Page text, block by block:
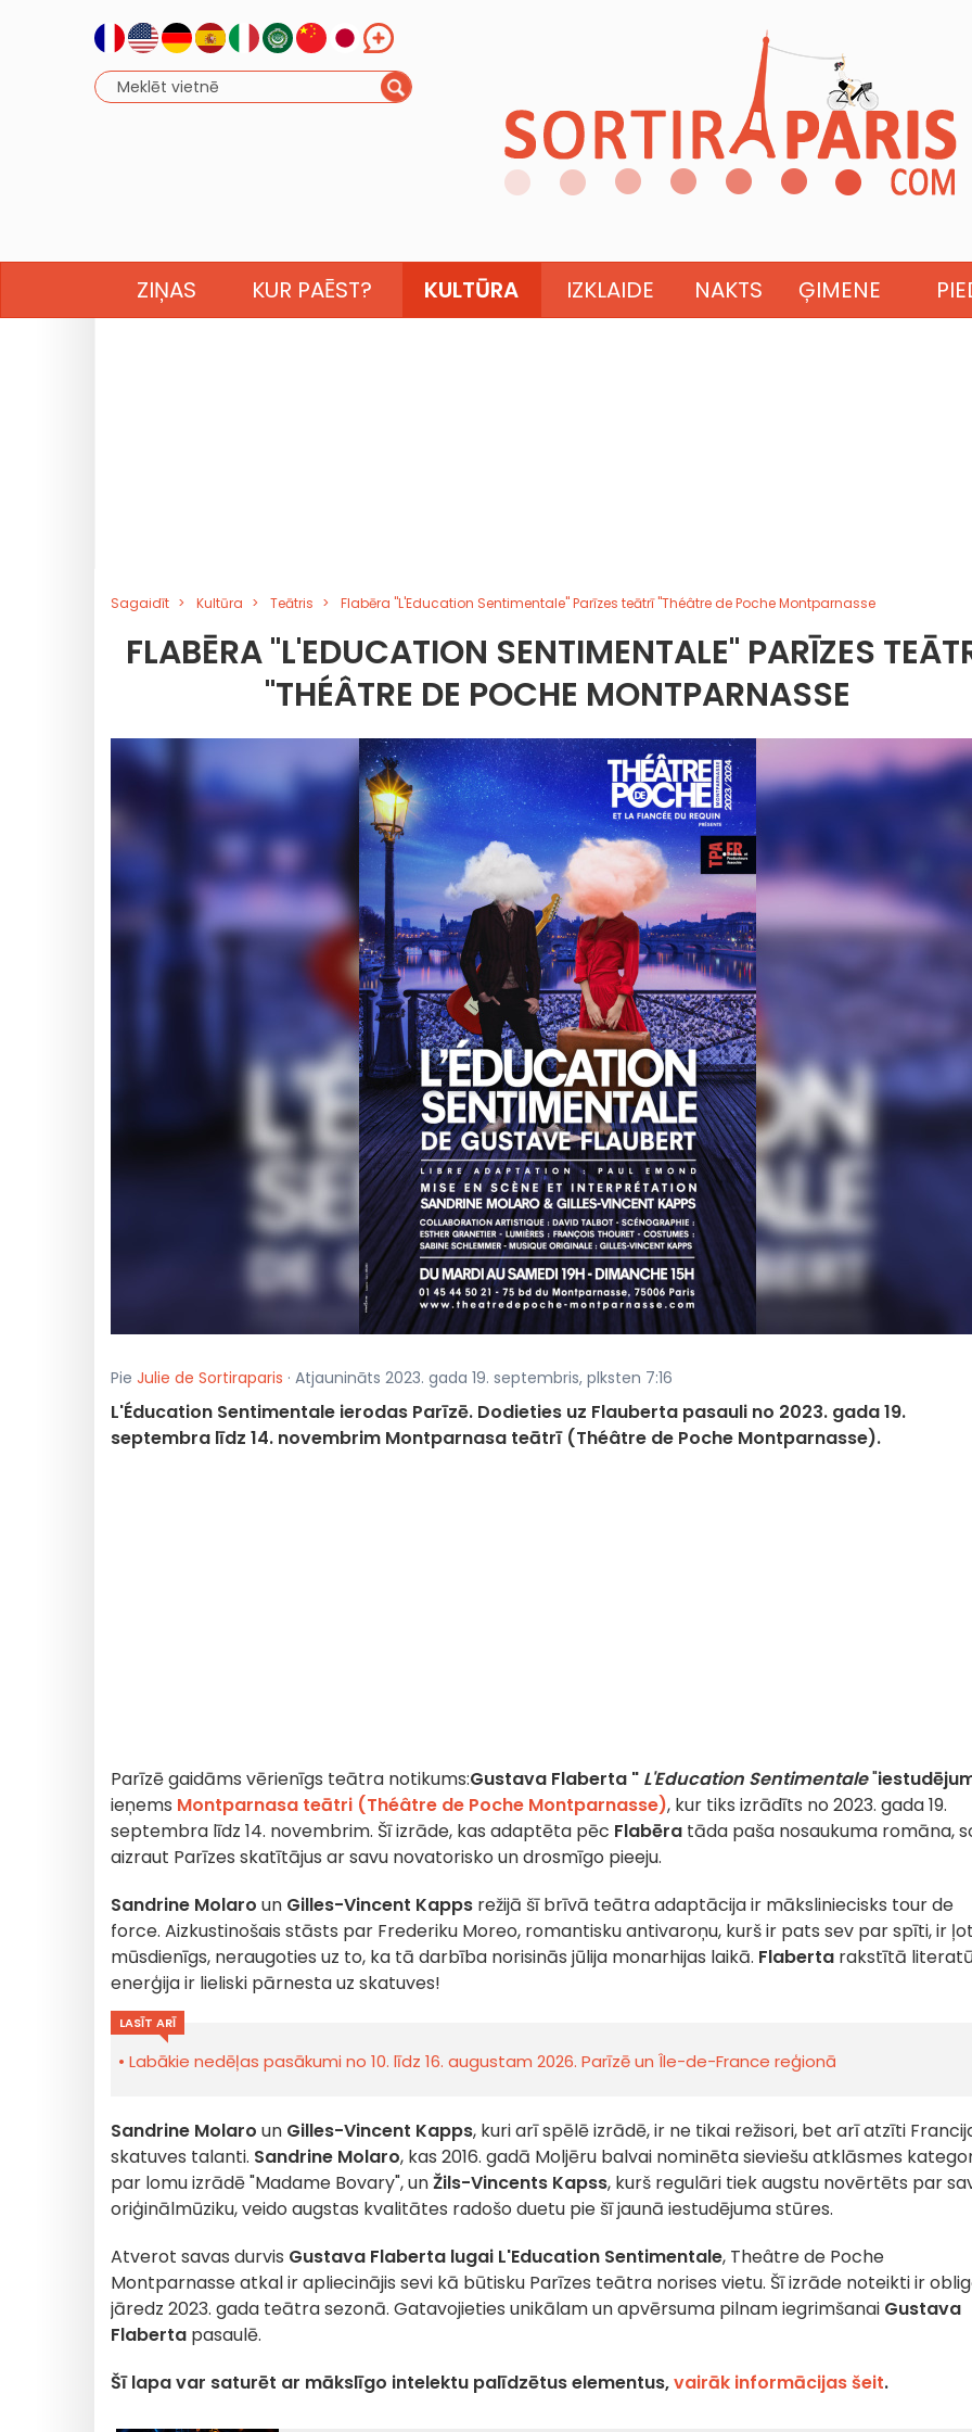
ZIŅAS KUR PAĒST? KULTŪRA IZKLAIDE NAKTS ĢIMENE
Sagaidīt Kultūra Teātris Flabēra "L'Education Sentimentale" Parīzes teātrī "Théâtre de Poche Montparnasse
FLABĒRA "L'EDUCATION SENTIMENTALE" PARĪZES
"THÉÂTRE DE POCHE MONTPARNASSE
Pie Julie de Sortiraparis · Atjaunināts 2023. gada 19. septembris, plksten 7:16
L'Éducation Sentimentale ierodas Parīzē. Dodieties uz Flauberta pasauli no 2023. gada 19.
septembra līdz 14. novembrim Montparnasa teātrī (Théâtre de Poche Montparnasse).
Parīzē gaidāms vērienīgs teātra notikums:Gustava Flaberta " L'Education Sentimentale"
ieņems Montparnasa teātri (Théâtre de Poche Montparnasse), kur tiks izrādīts no 2023. gada 19.
septembra līdz 14. novembrim. Šī izrāde, kas adaptēta pēc Flabēra tāda paša nosaukuma romāna,
aizraut Parīzes skatītājus ar savu novatorisko un drosmīgo pieeju.
Sandrine Molaro un Gilles-Vincent Kapps režijā šī brīvā teātra adaptācija ir māksliniecisks tour de
force. Aizkustinošais stāsts par Frederiku Moreo, romantisku antivaroņu, kurš ir pats sev par spīti, ir
mūsdienīgs, neraugoties uz to, ka tā darbība norisinās jūlija monarhijas laikā. Flaberta rakstītā
enerģija ir lieliski pārnesta uz skatuves!
LASĪT ARĪ
Labākie nedēļas pasākumi no 10. līdz 16. augustam 2026. Parīzē un Île-de-France reģionā
Sandrine Molaro un Gilles-Vincent Kapps, kuri arī spēlē izrādē, ir ne tikai režisori, bet arī atzīti
skatuves talanti. Sandrine Molaro, kas 2016. gadā Moljēru balvai nominēta sieviešu atklāsmes
par lomu izrādē "Madame Bovary", unŽils-Vincents Kapss, kurš regulāri tiek augstu novērtēts par
oriģinālmūziku, veido augstas kvalitātes radošo duetu pie šī jaunā iestudējuma stūres.
Atverot savas durvis Gustava Flaberta lugai L'Education Sentimentale, Theâtre de Poche
Montparnasse atkal ir apliecinājis sevi kā būtisku Parīzes teātra norises vietu. Šī izrāde noteikti ir
jāredz 2023. gada teātra sezonā. Gatavojieties unikālam un apvērsuma pilnam iegrimšanai Gustava
Flaberta pasaulē.
Šī lapa var saturēt ar mākslīgo intelektu palīdzētus elementus,vairāk informācijas šeit.